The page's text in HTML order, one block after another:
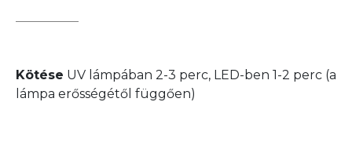
Kötése UV lámpában 2-3 perc, LED-ben 1-2 perc (a
lámpa erősségétől függően)